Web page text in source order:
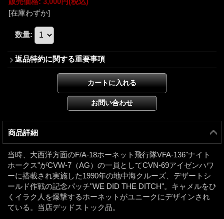
[在庫わずか]
数量:
返品特約に関する重要事項
商品詳細
当時、大西洋方面のF/A-18ホーネット飛行隊VFA-136"ナイト
ホークス"がCVW-7（AG）の一員としてCVN-69アイゼンハワ
ーに搭載され実施した1990年の地中海クルーズ、デザートシ
ールド作戦の記念パッチ"WE DID THE DITCH"。キャメルをひ
くイラク人を爆撃するホーネットがユニークにデザインされ
ている。当店デッドストック品。